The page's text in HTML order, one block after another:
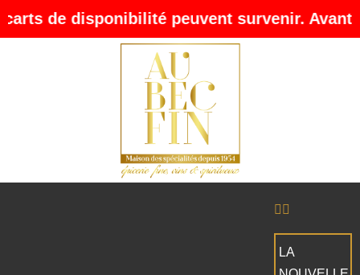
disponibilité peuvent survenir. Avant
LA